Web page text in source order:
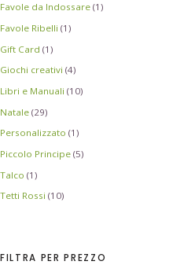
Favole da Indossare (1)
Favole Ribelli (1)
Gift Card (1)
Giochi creativi (4)
Libri e Manuali (10)
Natale (29)
Personalizzato (1)
Piccolo Principe (5)
Talco (1)
Tetti Rossi (10)
FILTRA PER PREZZO